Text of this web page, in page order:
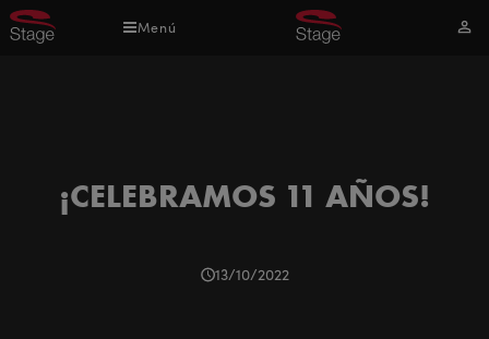
Pasar
al
Menú
Mi
¡CELEBRAMOS 11 AÑOS!
13/10/2022